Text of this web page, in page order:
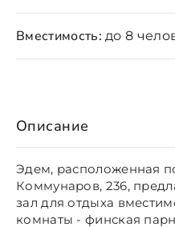
Описание
Эдем, расположенная
Коммунаров, 236,
зал для отдыха
комнаты - финская
Вместимость: до 8